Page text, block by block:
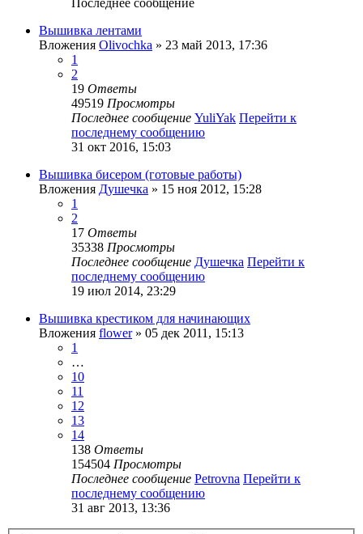
Последнее сообщение
Вышивка лентами
Вложения Olivochka » 23 май 2013, 17:36
1
2
19 Ответы
49519 Просмотры
Последнее сообщение YuliYak Перейти к
последнему сообщению
31 окт 2016, 15:03
Вышивка бисером (готовые работы)
Вложения Душечка » 15 ноя 2012, 15:28
1
2
17 Ответы
35338 Просмотры
Последнее сообщение Душечка Перейти к
последнему сообщению
19 июл 2014, 23:29
Вышивка крестиком для начинающих
Вложения flower» 05 дек 2011, 15:13
1
…
10
11
12
13
14
138 Ответы
154504 Просмотры
Последнее сообщение Petrovna Перейти к
последнему сообщению
31 авг 2013, 13:36